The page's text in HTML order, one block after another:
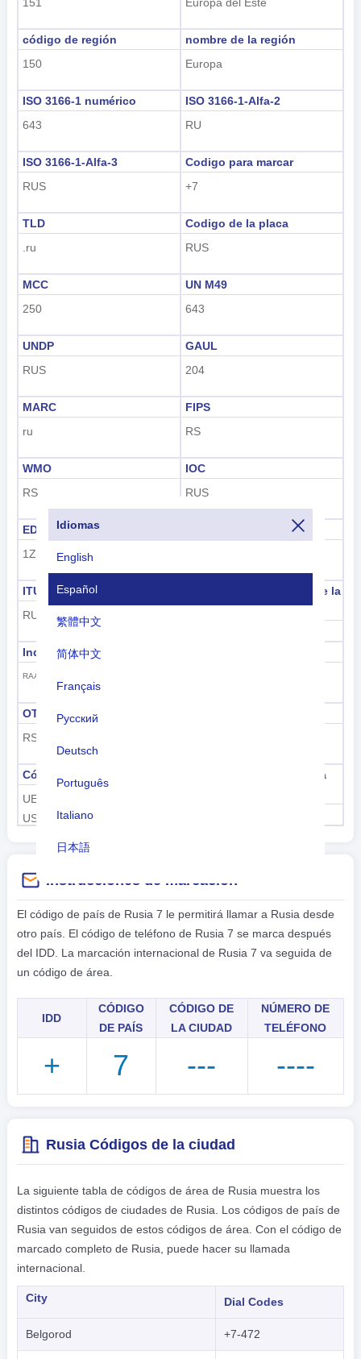
Idiomas
English
Español
繁體中文
简体中文
Français
Русский
Deutsch
Português
Italiano
日本語
tiếng Việt
Indonesian
한국어
código de región
150
nombre de la región
Europa
ISO 3166-1 numérico
643
ISO 3166-1-Alfa-2
RU
ISO 3166-1-Alfa-3
RUS
Codigo para marcar
+7
TLD
.ru
Codigo de la placa
RUS
MCC
250
UN M49
643
UNDP
RUS
GAUL
204
MARC
ru
FIPS
RS
WMO
RS
IOC
RUS
EDGAR
1Z
ITU
RUS
Identificación marítima de la
Indicativo de la UIT
RAA-TZZ, UAA-UIZ
OTAN dos letras
RS
Código de aeropuerto OACI
UE, UH, UI, UL, UN, UO, UR,
US, UU, UW
Código de aeronave de la
Instrucciones de marcación
El código de país de Rusia 7 le permitirá llamar a Rusia desde
otro país. El código de teléfono de Rusia 7 se marca después
del IDD. La marcación internacional de Rusia 7 va seguida de
un código de área.
IDD
CÓDIGO
DE PAÍS
CÓDIGO DE
LA CIUDAD
NÚMERO DE
TELÉFONO
+ 7 --- ----
Rusia Códigos de la ciudad
La siguiente tabla de códigos de área de Rusia muestra los
distintos códigos de ciudades de Rusia. Los códigos de país de
Rusia van seguidos de estos códigos de área. Con el código de
marcado completo de Rusia, puede hacer su llamada
internacional.
City Dial Codes
Belgorod +7-472